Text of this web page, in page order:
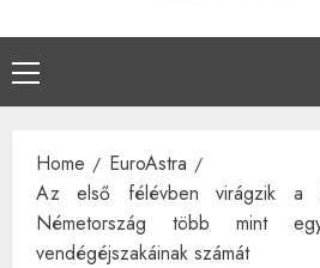
Primary
Menu
Home
EuroAstra
Az első félévben virágzik a
Németország több mint
vendégéjszakáinak számát